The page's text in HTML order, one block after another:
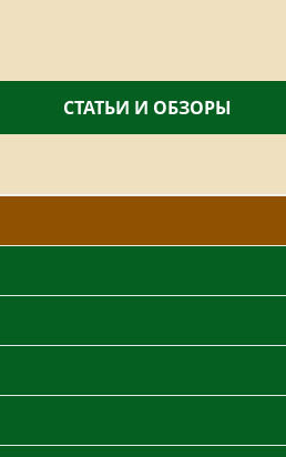
СТАТЬИ И ОБЗОРЫ